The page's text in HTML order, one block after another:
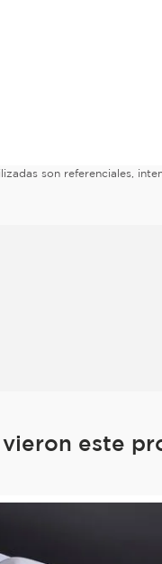
son referenciales,
vieron este